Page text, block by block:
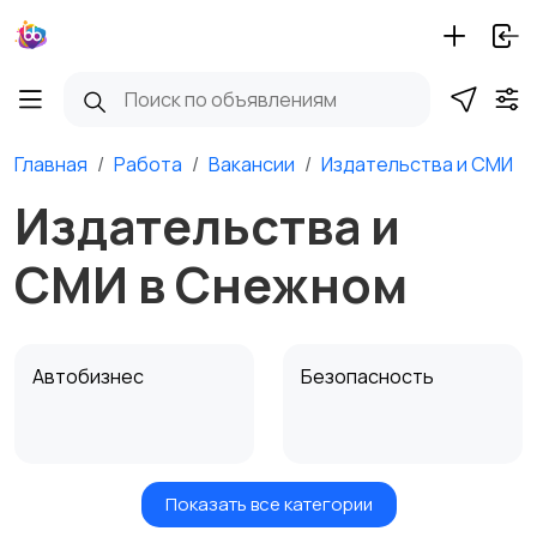
Главная Работа Вакансии Издательства и СМИ
Издательства и
СМИ в Снежном
Автобизнес Безопасность
Бытовые услуги и
Высший менеджмент
Показать все категории